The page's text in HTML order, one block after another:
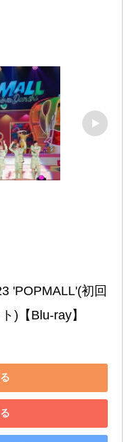
'POPMALL'(初回
)【Blu-ray】